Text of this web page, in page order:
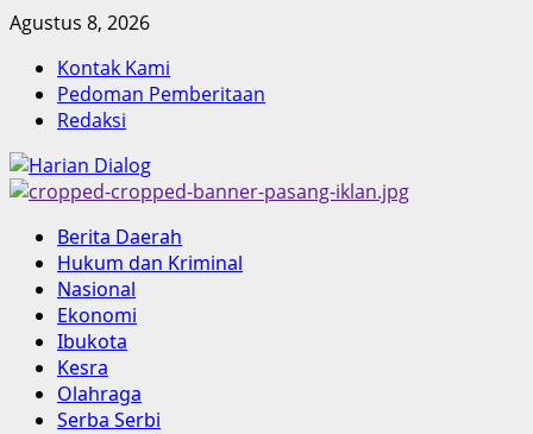
Skip
content
Agustus 8, 2026
Kontak Kami
Pedoman Pemberitaan
Redaksi
Primary
Menu
Berita Daerah
Hukum dan Kriminal
Nasional
Ekonomi
Ibukota
Kesra
Olahraga
Serba Serbi